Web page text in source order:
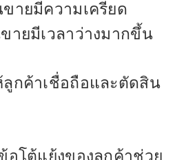
ายมีความเครียด
ายมีเวลาว่างมากขึ้น
กค้าเชื่อถือและตัดสิน
อโต้แย้งของลูกค้าช่วย